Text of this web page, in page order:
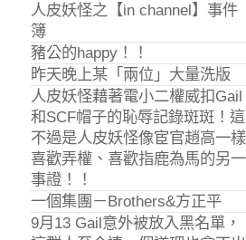
人皮妖怪之【in channel】事件
簿
豬公的happy！！
昨天晚上某「兩位」大量洗版
人皮妖怪藉著電小二權威扣Gail
和SCF帽子的恥辱記錄斑斑！這
不過是人皮妖怪像宦官趙高一樣
喜歡弄權、喜歡指鹿為馬的另一
事證！！
一個集團－Brothers&方正平
9月13 Gail意外被放入黑名單，